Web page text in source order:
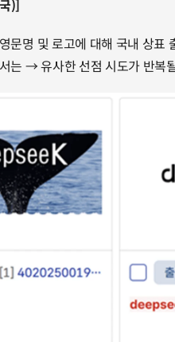
)]
문명 및 로고에 대해 국내 상표
는 → 유사한 선점 시도가 반복